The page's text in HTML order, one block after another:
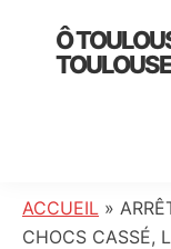
primary
Ô
TOULOUSE
:
info
ACCUEIL »
CHOCS CASSÉ,